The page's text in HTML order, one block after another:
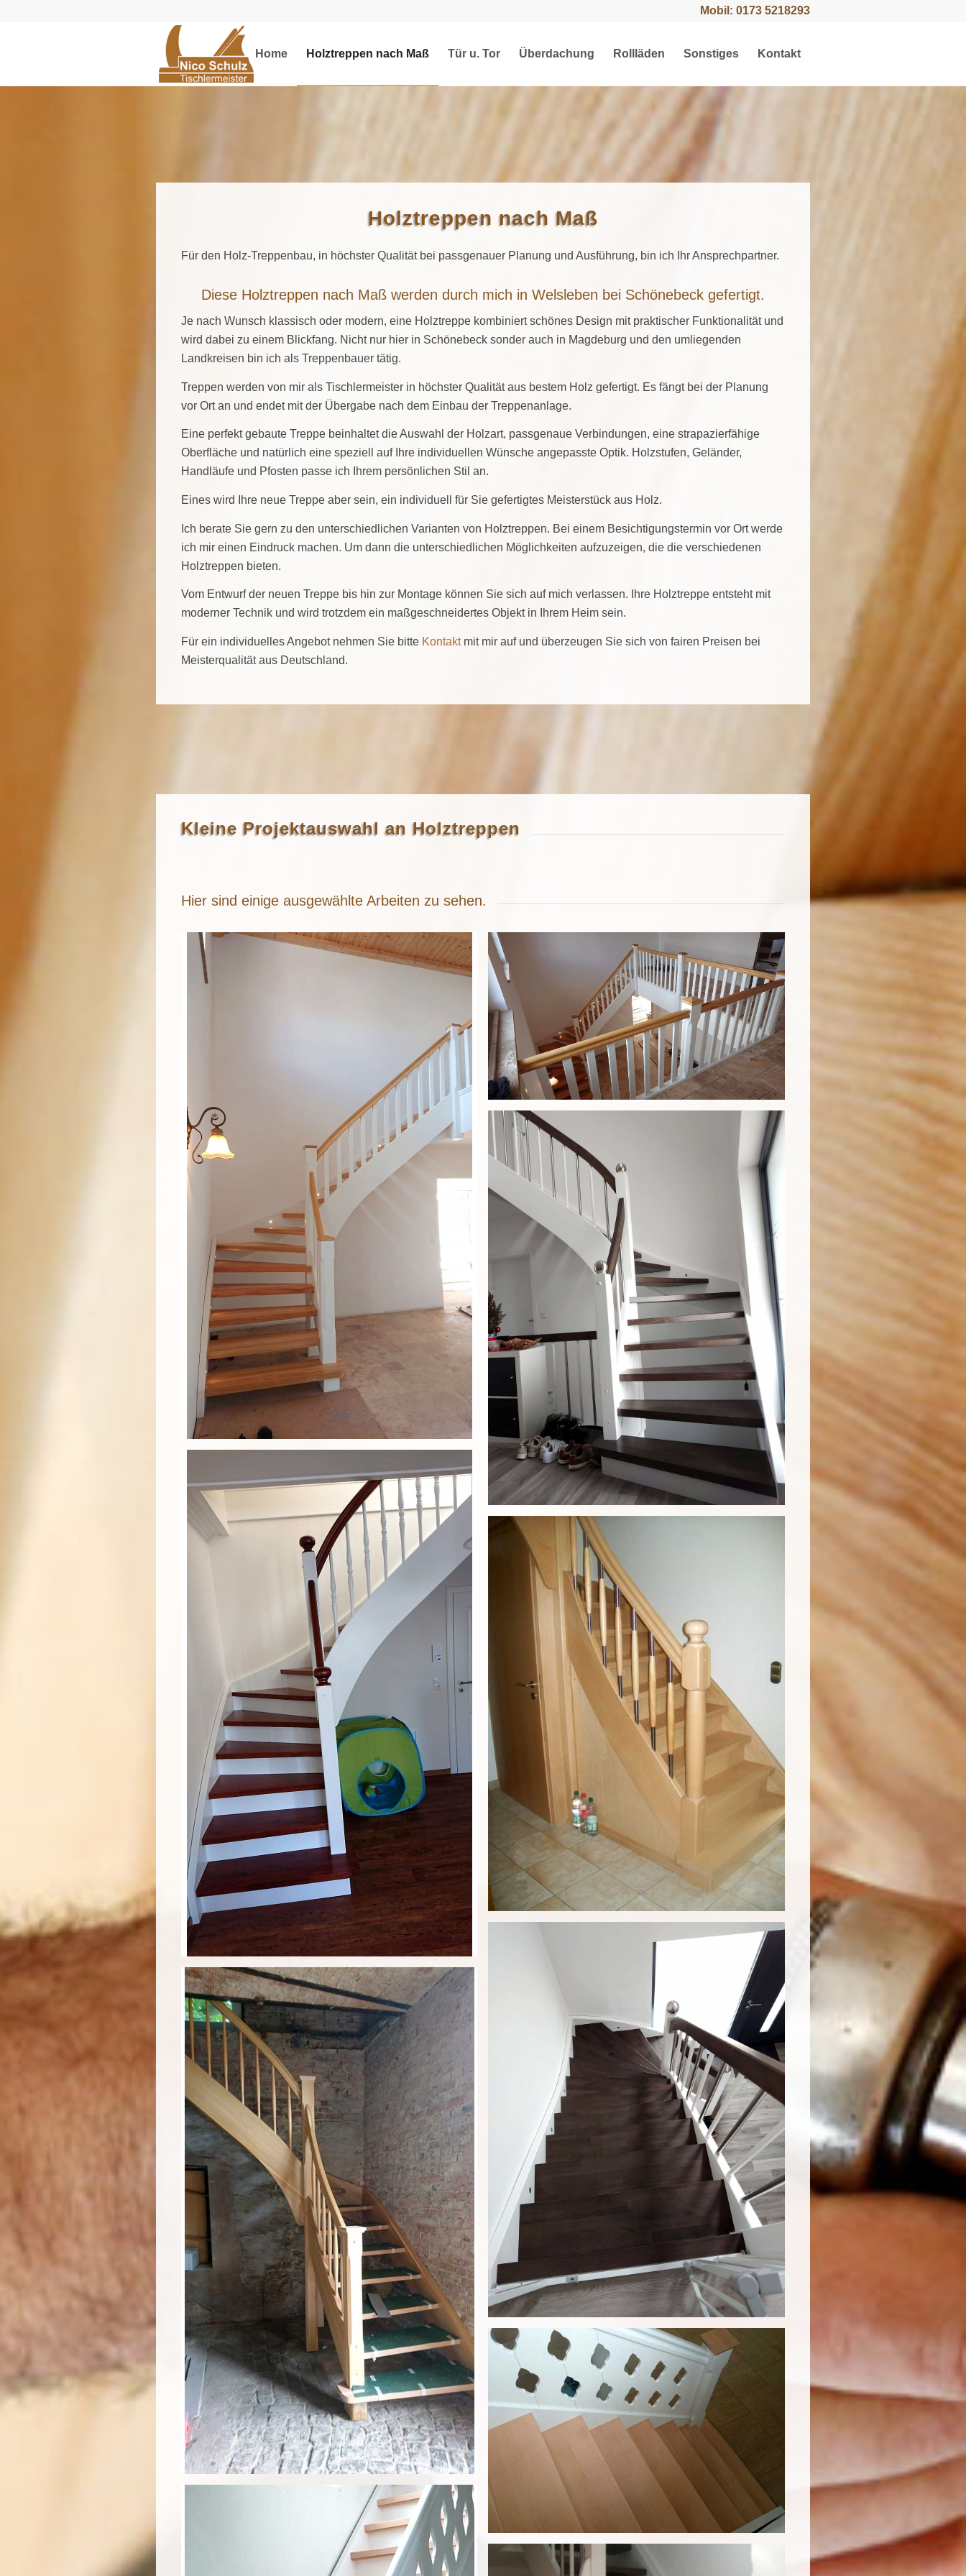
Mobil: 0173 5218293
Home Holztreppen nach Maß Tür u. Tor Überdachung Rollläden Sonstiges Kontakt
Holztreppen nach Maß
Für den Holz-Treppenbau, in höchster Qualität bei passgenauer Planung und Ausführung, bin ich Ihr Ansprechpartner.
Diese Holztreppen nach Maß werden durch mich in Welsleben bei Schönebeck gefertigt.
Je nach Wunsch klassisch oder modern, eine Holztreppe kombiniert schönes Design mit praktischer Funktionalität und
wird dabei zu einem Blickfang. Nicht nur hier in Schönebeck sonder auch in Magdeburg und den umliegenden
Landkreisen bin ich als Treppenbauer tätig.
Treppen werden von mir als Tischlermeister in höchster Qualität aus bestem Holz gefertigt. Es fängt bei der Planung
vor Ort an und endet mit der Übergabe nach dem Einbau der Treppenanlage.
Eine perfekt gebaute Treppe beinhaltet die Auswahl der Holzart, passgenaue Verbindungen, eine strapazierfähige
Oberfläche und natürlich eine speziell auf Ihre individuellen Wünsche angepasste Optik. Holzstufen, Geländer,
Handläufe und Pfosten passe ich Ihrem persönlichen Stil an.
Eines wird Ihre neue Treppe aber sein, ein individuell für Sie gefertigtes Meisterstück aus Holz.
Ich berate Sie gern zu den unterschiedlichen Varianten von Holztreppen. Bei einem Besichtigungstermin vor Ort werde
ich mir einen Eindruck machen. Um dann die unterschiedlichen Möglichkeiten aufzuzeigen, die die verschiedenen
Holztreppen bieten.
Vom Entwurf der neuen Treppe bis hin zur Montage können Sie sich auf mich verlassen. Ihre Holztreppe entsteht mit
moderner Technik und wird trotzdem ein maßgeschneidertes Objekt in Ihrem Heim sein.
Für ein individuelles Angebot nehmen Sie bitte Kontaktmit mir auf und überzeugen Sie sich von fairen Preisen bei
Meisterqualität aus Deutschland.
Kleine Projektauswahl an Holztreppen
Hier sind einige ausgewählte Arbeiten zu sehen.